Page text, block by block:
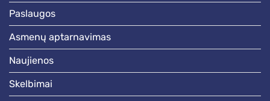
paslaugos
asmenų aptarnavimas
naujienos
skelbimai